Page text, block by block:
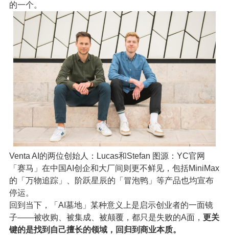
的一个。
Venta AI的两位创始人：Lucas和Stefan 图源：YC官网
「赛马」在中国AI创企和大厂间则更不鲜见，包括MiniMax
的「万物追踪」、阶跃星辰的「冒泡鸭」等产品也均宣布
停运。
回到当下，「AI墓地」某种意义上是启示创业者的一面镜
子——被收购、被集成、被颠覆，都只是失败的A面， 更关
键的是找到自己擅长的领域，回归到商业本质。